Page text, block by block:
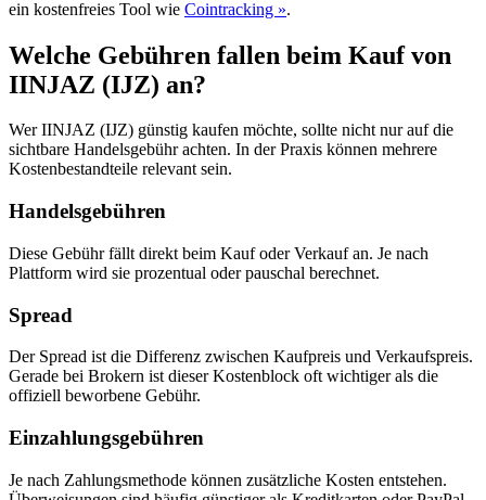
ein kostenfreies Tool wie Cointracking ».
Welche Gebühren fallen beim Kauf von
IINJAZ (IJZ) an?
Wer IINJAZ (IJZ) günstig kaufen möchte, sollte nicht nur auf die
sichtbare Handelsgebühr achten. In der Praxis können mehrere
Kostenbestandteile relevant sein.
Handelsgebühren
Diese Gebühr fällt direkt beim Kauf oder Verkauf an. Je nach
Plattform wird sie prozentual oder pauschal berechnet.
Spread
Der Spread ist die Differenz zwischen Kaufpreis und Verkaufspreis.
Gerade bei Brokern ist dieser Kostenblock oft wichtiger als die
offiziell beworbene Gebühr.
Einzahlungsgebühren
Je nach Zahlungsmethode können zusätzliche Kosten entstehen.